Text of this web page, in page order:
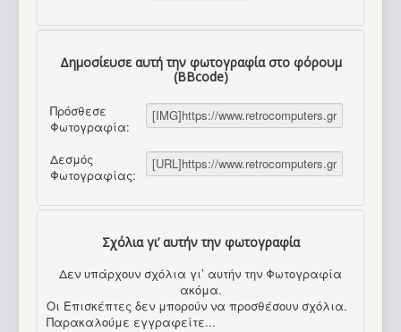
Δημοσίευσε αυτή την φωτογραφία στο φόρουμ
(BBcode)
Πρόσθεσε
Φωτογραφία:
Δεσμός
Φωτογραφίας:
Σχόλια γι’ αυτήν την φωτογραφία
Δεν υπάρχουν σχόλια γι’ αυτήν την Φωτογραφία
ακόμα.
Οι Επισκέπτες δεν μπορούν να προσθέσουν σχόλια.
Παρακαλούμε εγγραφείτε...